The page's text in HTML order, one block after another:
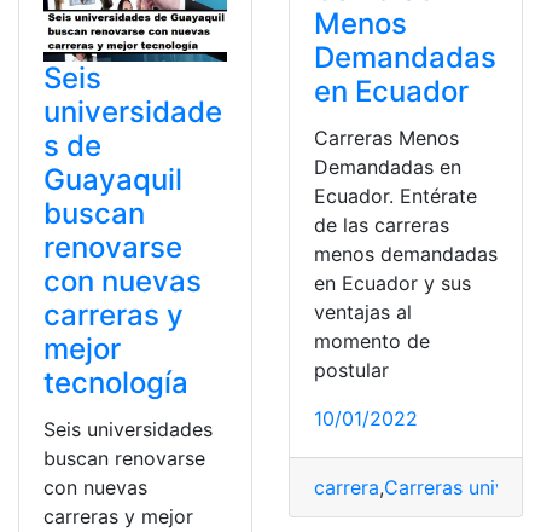
Seis
universidade
s de
Guayaquil
buscan
renovarse
con nuevas
carreras y
mejor
tecnología
Seis universidades
buscan renovarse
con nuevas
carreras y mejor
Menos
Demandadas
en Ecuador
Carreras Menos
Demandadas en
Ecuador. Entérate
de las carreras
menos demandadas
en Ecuador y sus
ventajas al
momento de
postular
10/01/2022
carrera,Carreras